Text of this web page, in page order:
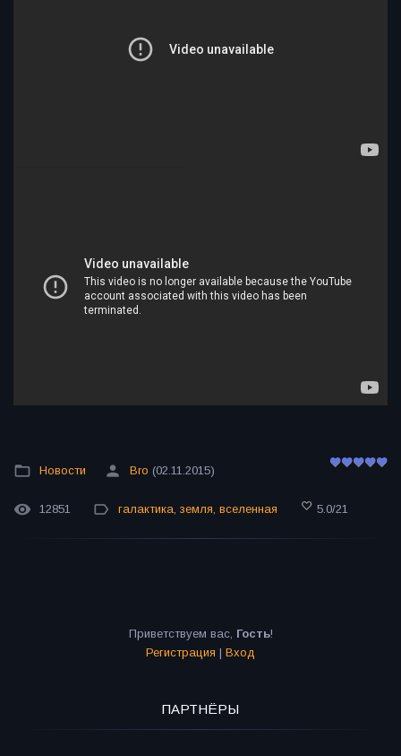
Новости Bro (02.11.2015)
12851 галактика, земля, вселенная 5.0/21
Приветствуем вас, Гость!
Регистрация | Вход
ПАРТНЁРЫ